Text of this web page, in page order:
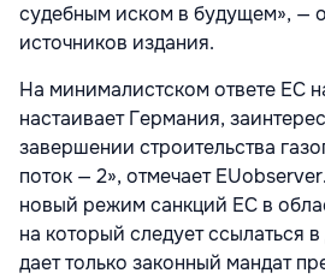
судебным иском в будущем», —
источников издания.
На минималистском ответе ЕС
настаивает Германия,
завершении строительства
поток — 2», отмечает
новый режим санкций ЕС в
на который следует ссылаться
дает только законный мандат